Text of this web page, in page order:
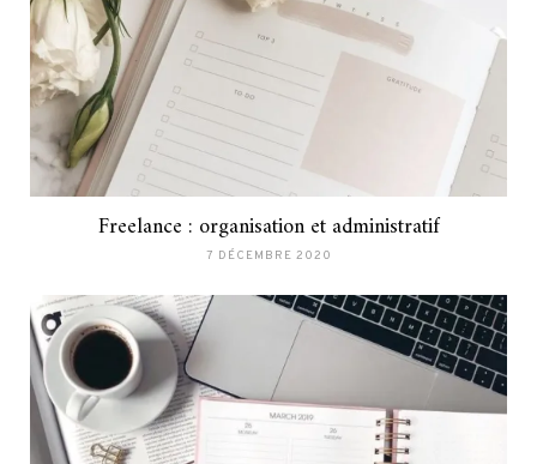
Freelance : organisation et administratif
7 DÉCEMBRE 2020